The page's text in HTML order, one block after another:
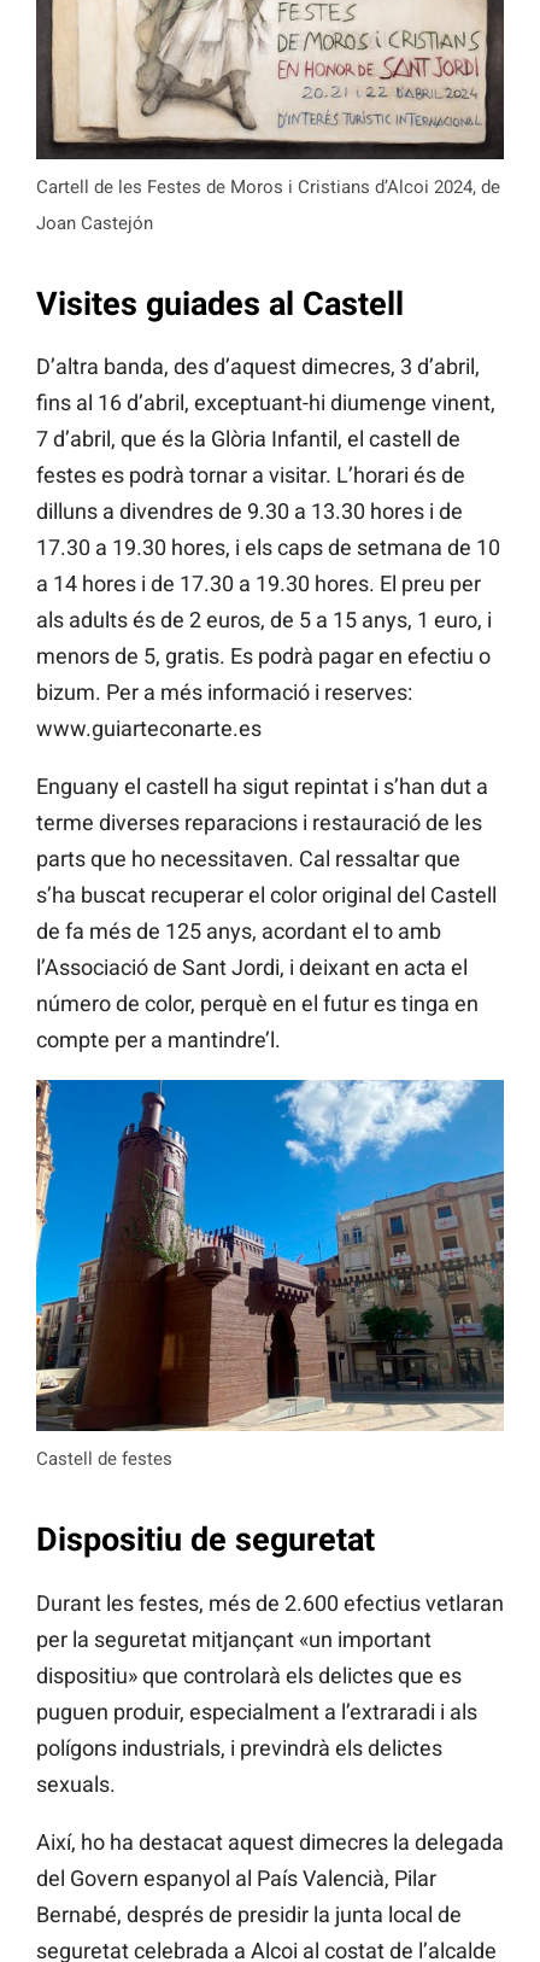
Cartell de les Festes de Moros i Cristians d’Alcoi 2024, de
Joan Castejón
Visites guiades al Castell
D’altra banda, des d’aquest dimecres, 3 d’abril,
fins al 16 d’abril, exceptuant-hi diumenge vinent,
7 d’abril, que és la Glòria Infantil, el castell de
festes es podrà tornar a visitar. L’horari és de
dilluns a divendres de 9.30 a 13.30 hores i de
17.30 a 19.30 hores, i els caps de setmana de 10
a 14 hores i de 17.30 a 19.30 hores. El preu per
als adults és de 2 euros, de 5 a 15 anys, 1 euro, i
menors de 5, gratis. Es podrà pagar en efectiu o
bizum. Per a més informació i reserves:
www.guiarteconarte.es
Enguany el castell ha sigut repintat i s’han dut a
terme diverses reparacions i restauració de les
parts que ho necessitaven. Cal ressaltar que
s’ha buscat recuperar el color original del Castell
de fa més de 125 anys, acordant el to amb
l’Associació de Sant Jordi, i deixant en acta el
número de color, perquè en el futur es tinga en
compte per a mantindre’l.
Castell de festes
Dispositiu de seguretat
Durant les festes, més de 2.600 efectius vetlaran
per la seguretat mitjançant «un important
dispositiu» que controlarà els delictes que es
puguen produir, especialment a l’extraradi i als
polígons industrials, i previndrà els delictes
sexuals.
Així, ho ha destacat aquest dimecres la delegada
del Govern espanyol al País Valencià, Pilar
Bernabé, després de presidir la junta local de
seguretat celebrada a Alcoi al costat de l’alcalde